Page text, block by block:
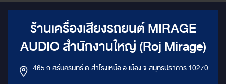
ร้านเครื่องเสียงรถยนต์ MIRAGE
AUDIO สำนักงานใหญ่ (Roj Mirage)
465 ถ.ศรีนครินทร์ ต.สำโรงเหนือ อ.เมือง จ.สมุทรปราการ 10270